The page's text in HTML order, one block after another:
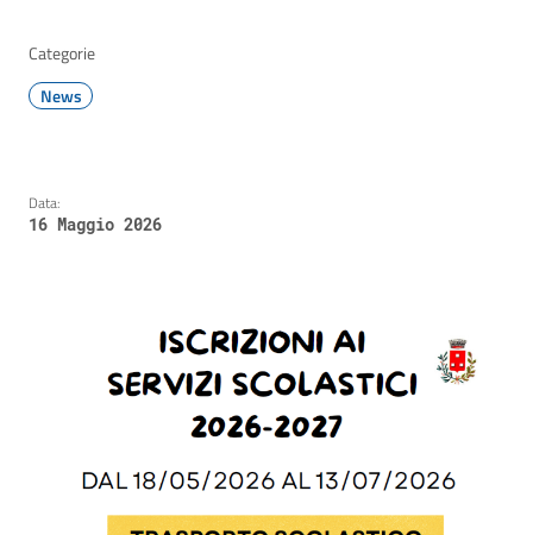
Categorie
News
Data:
16 Maggio 2026